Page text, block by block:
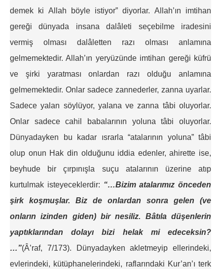
demek ki Allah böyle istiyor” diyorlar. Allah’ın imtihan
gereği dünyada insana dalâleti seçebilme iradesini
vermiş olması dalâletten razı olması anlamına
gelmemektedir. Allah’ın yeryüzünde imtihan gereği küfrü
ve şirki yaratması onlardan razı olduğu anlamına
gelmemektedir. Onlar sadece zannederler, zanna uyarlar.
Sadece yalan söylüyor, yalana ve zanna tâbi oluyorlar.
Onlar sadece cahil babalarının yoluna tâbi oluyorlar.
Dünyadayken bu kadar ısrarla “atalarının yoluna” tâbi
olup onun Hak din olduğunu iddia edenler, ahirette ise,
beyhude bir çırpınışla suçu atalarının üzerine atıp
kurtulmak isteyeceklerdir: “…Bizim atalarımız önceden
şirk koşmuşlar. Biz de onlardan sonra gelen (ve
onların izinden giden) bir nesiliz. Bâtıla düşenlerin
yaptıklarından dolayı bizi helak mi edeceksin?
…”(Â’raf, 7/173). Dünyadayken akletmeyip ellerindeki,
evlerindeki, kütüphanelerindeki, raflarındaki Kur’an’ı terk